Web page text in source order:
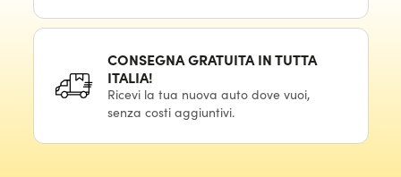
CONSEGNA GRATUITA IN TUTTA
ITALIA!
Ricevi la tua nuova auto dove vuoi,
senza costi aggiuntivi.